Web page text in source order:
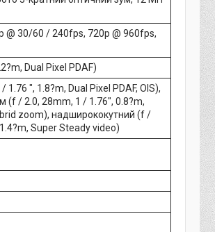
@ 30/60 / 240fps, 720p @ 960fps,
Dual Pixel PDAF)
", 1.8?m, Dual Pixel PDAF, OIS),
(f / 2.0, 28mm, 1 / 1.76", 0.8?m,
zoom), надширококутний (f /
Super Steady video)